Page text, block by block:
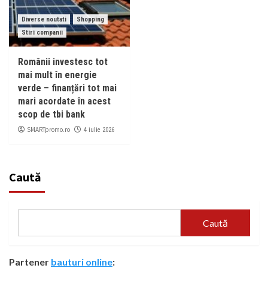
Diverse noutati
Shopping
Stiri companii
Românii investesc tot
mai mult în energie
verde – finanțări tot mai
mari acordate în acest
scop de tbi bank
SMARTpromo.ro 4 iulie 2026
Caută
Caută
Partener bauturi online: